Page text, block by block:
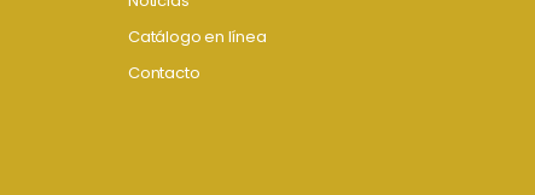
Catálogo en línea
Contacto